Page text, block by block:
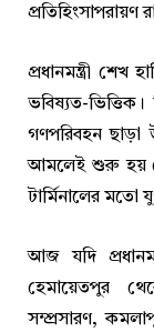
প্রতিহিংসাপরায়ণ
প্রধানমন্ত্রী শেখ
ভবিষ্যত-
গণপরিবহন ছাড়া
আমলেই শুরু হয়
টার্মিনালের মতো
আজ যদি
হেমায়েতপুর
সম্প্রসারণ,